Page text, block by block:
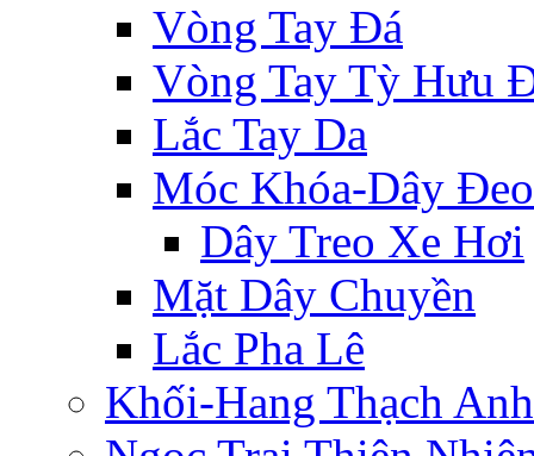
Vòng Tay Đá
Vòng Tay Tỳ Hưu
Lắc Tay Da
Móc Khóa-Dây Đeo
Dây Treo Xe Hơi
Mặt Dây Chuyền
Lắc Pha Lê
Khối-Hang Thạch Anh